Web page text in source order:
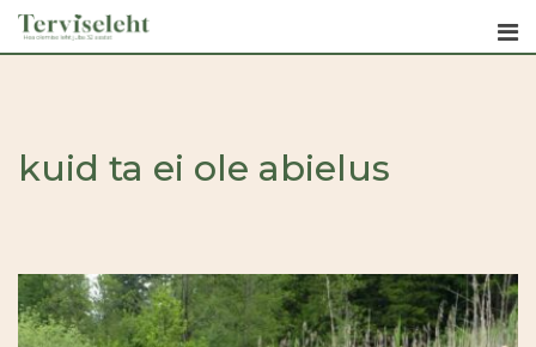
Skip
kuid ta ei ole abielus